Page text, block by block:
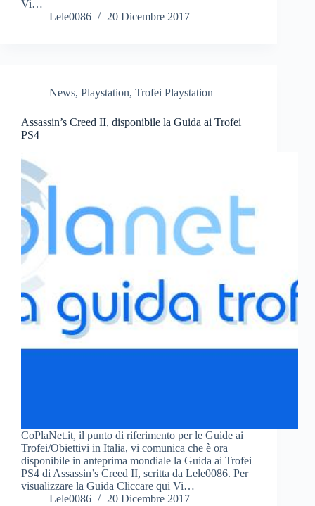
Vi…
Lele0086
20 Dicembre 2017
News, Playstation, Trofei Playstation
Assassin’s Creed II, disponibile la Guida ai Trofei
PS4
CoPlaNet.it, il punto di riferimento per le Guide ai
Trofei/Obiettivi in Italia, vi comunica che è ora
disponibile in anteprima mondiale la Guida ai Trofei
PS4 di Assassin’s Creed II, scritta da Lele0086. Per
visualizzare la Guida Cliccare qui Vi…
Lele0086
20 Dicembre 2017